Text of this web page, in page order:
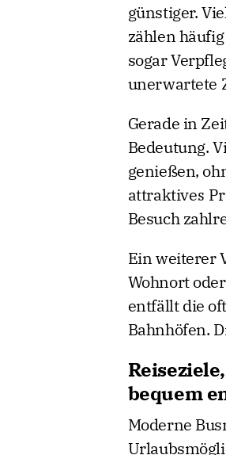
günstiger.
zählen
sogar
unerwartete
Gerade in
Bedeutung.
genießen,
attraktives
Besuch
Ein weiterer
Wohnort
entfällt die
Bahnhöfen.
bequem
Moderne